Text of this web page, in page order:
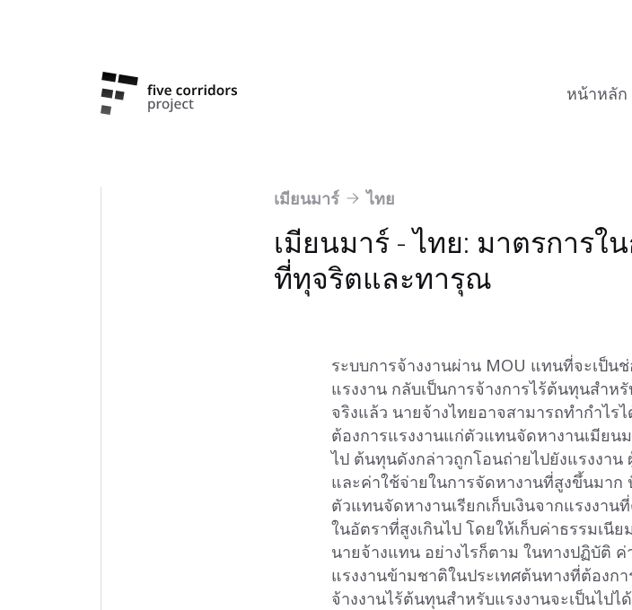
หน้าหลัก
เมียนมาร์ ไทย
เมียนมาร์ - ไทย: มาตรการใ
ที่ทุจริตและทารุณ
ระบบการจ้างงานผ่าน MOU แทนที่จะเป็น
แรงงาน กลับเป็นการจ้างการไร้ต้นทุนสำ
จริงแล้ว นายจ้างไทยอาจสามารถทำกำไร
ต้องการแรงงานแก่ตัวแทนจัดหางานเมีย
ไป ต้นทุนดังกล่าวถูกโอนถ่ายไปยังแรงงาน
และค่าใช้จ่ายในการจัดหางานที่สูงขึ้นมา
ตัวแทนจัดหางานเรียกเก็บเงินจากแรงงาน
ในอัตราที่สูงเกินไป โดยให้เก็บค่าธรรมเนี
นายจ้างแทน อย่างไรก็ตาม ในทางปฏิบัติ
แรงงานข้ามชาติในประเทศต้นทางที่ต้องก
จ้างงานไร้ต้นทุนสำหรับแรงงานจะเป็นไป